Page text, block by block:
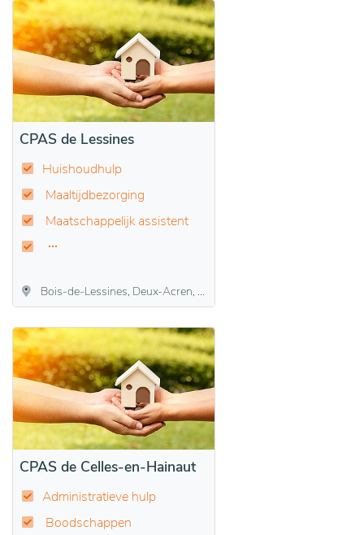
CPAS de Lessines
Huishoudhulp
Maaltijdbezorging
Maatschappelijk assistent
Bois-de-Lessines, Deux-Acren, Ghoy, Lessen, Ogy, Ollignies, Papignies, Wannebecq
CPAS de Celles-en-Hainaut
Administratieve hulp
Boodschappen